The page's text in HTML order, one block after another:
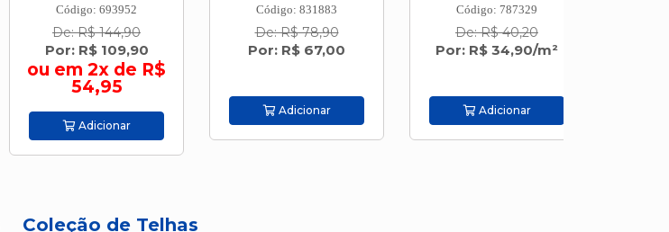
Código: 693952
De: R$ 144,90
Por: R$ 109,90
ou em 2x de R$
54,95
Adicionar
Código: 831883
De: R$ 78,90
Por: R$ 67,00
Adicionar
Código: 787329
De: R$ 40,20
Por: R$ 34,90/m²
Adicionar
Coleção de Telhas